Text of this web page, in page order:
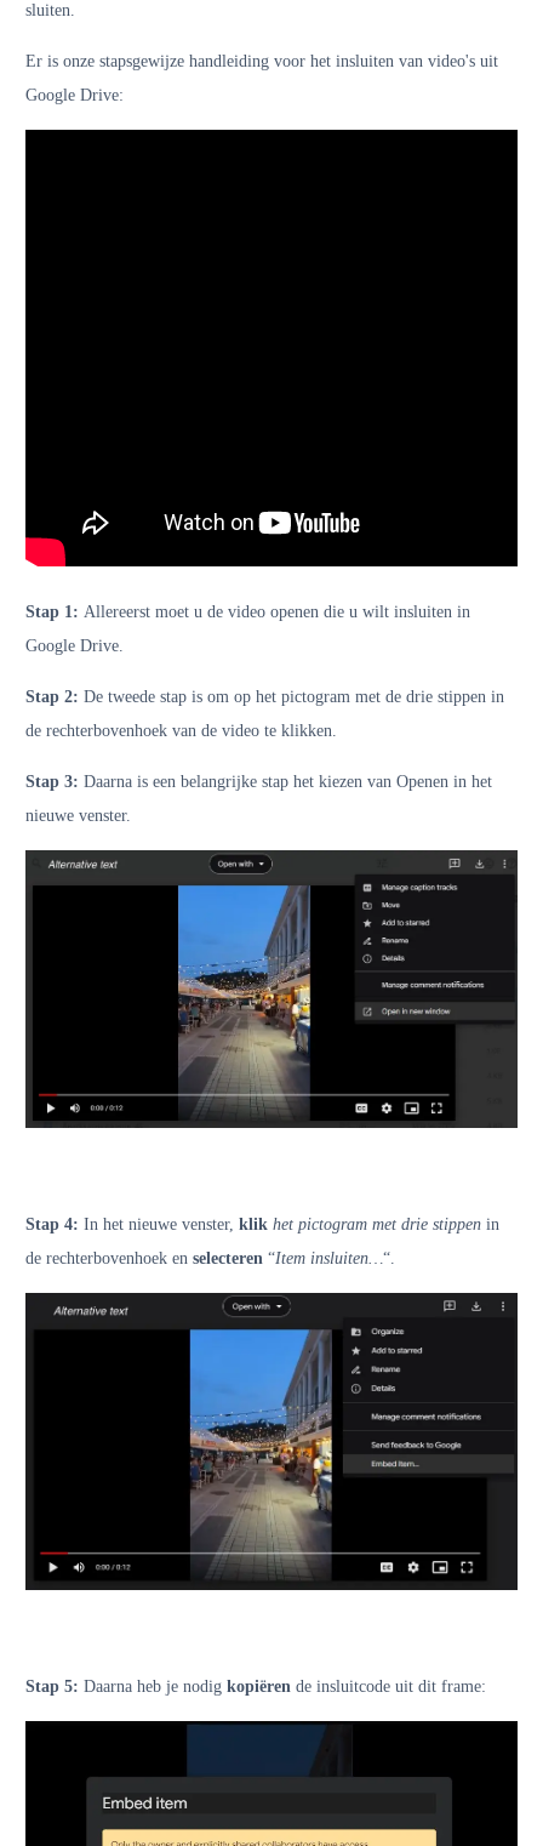
sluiten.
Er is onze stapsgewijze handleiding voor het insluiten van video's uit
Google Drive:
Stap 1: Allereerst moet u de video openen die u wilt insluiten in
Google Drive.
Stap 2: De tweede stap is om op het pictogram met de drie stippen in
de rechterbovenhoek van de video te klikken.
Stap 3: Daarna is een belangrijke stap het kiezen van Openen in het
nieuwe venster.
Stap 4: In het nieuwe venster, klik het pictogram met drie stippen in
de rechterbovenhoek en selecteren “Item insluiten… “.
Stap 5: Daarna heb je nodig kopiëren de insluitcode uit dit frame: